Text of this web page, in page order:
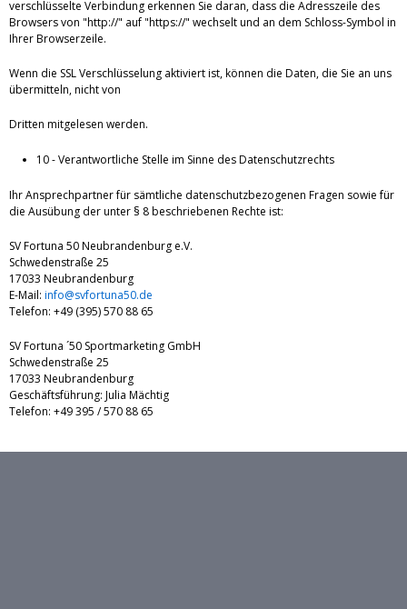
verschlüsselte Verbindung erkennen Sie daran, dass die Adresszeile des
Browsers von "http://" auf "https://" wechselt und an dem Schloss-Symbol in
Ihrer Browserzeile.
Wenn die SSL Verschlüsselung aktiviert ist, können die Daten, die Sie an uns
übermitteln, nicht von
Dritten mitgelesen werden.
10 - Verantwortliche Stelle im Sinne des Datenschutzrechts
Ihr Ansprechpartner für sämtliche datenschutzbezogenen Fragen sowie für
die Ausübung der unter § 8 beschriebenen Rechte ist:
SV Fortuna 50 Neubrandenburg e.V.
Schwedenstraße 25
17033 Neubrandenburg
E-Mail: info@svfortuna50.de
Telefon: +49 (395) 570 88 65
SV Fortuna ´50 Sportmarketing GmbH
Schwedenstraße 25
17033 Neubrandenburg
Geschäftsführung: Julia Mächtig
Telefon: +49 395 / 570 88 65